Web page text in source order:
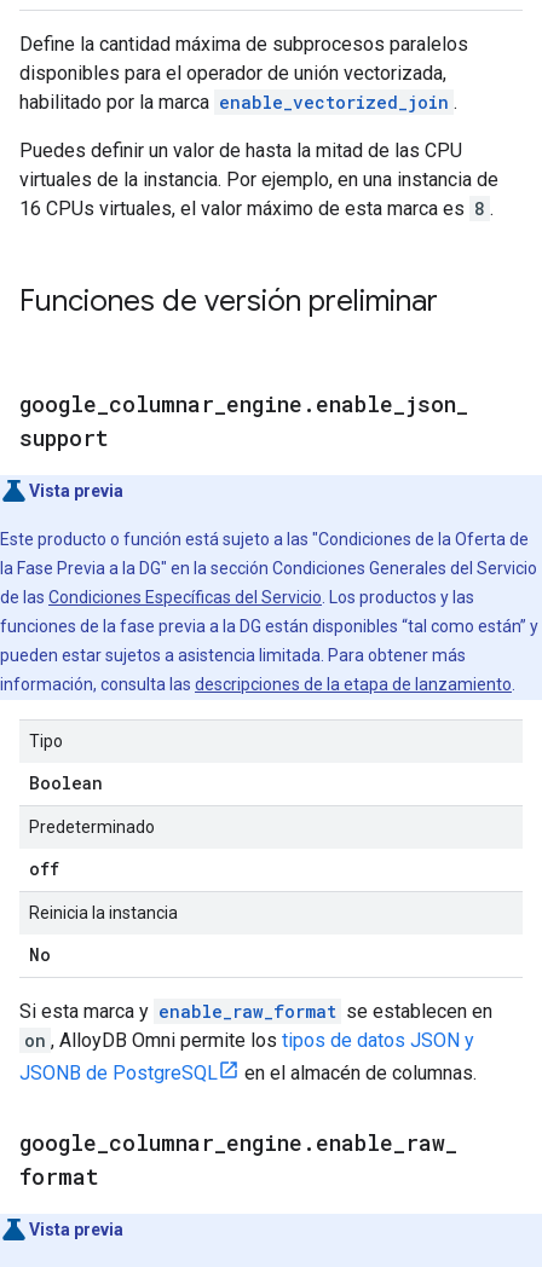
Define la cantidad máxima de subprocesos paralelos
disponibles para el operador de unión vectorizada,
habilitado por la marca enable_vectorized_join .
Puedes definir un valor de hasta la mitad de las CPU
virtuales de la instancia. Por ejemplo, en una instancia de
16 CPUs virtuales, el valor máximo de esta marca es 8 .
Funciones de versión preliminar
google columnar engine . enable json
support
Vista previa
Este producto o función está sujeto a las "Condiciones de la Oferta de
la Fase Previa a la DG" en la sección Condiciones Generales del Servicio
de las Condiciones Específicas del Servicio . Los productos y las
funciones de la fase previa a la DG están disponibles “tal como están” y
pueden estar sujetos a asistencia limitada. Para obtener más
información, consulta las descripciones de la etapa de lanzamiento
Tipo
Boolean
Predeterminado
off
Reinicia la instancia
No
Si esta marca y enable_raw_format se establecen en
on , AlloyDB Omni permite los tipos de datos JSON y
JSONB de PostgreSQL
en el almacén de columnas.
google columnar engine . enable raw
format
Vista previa